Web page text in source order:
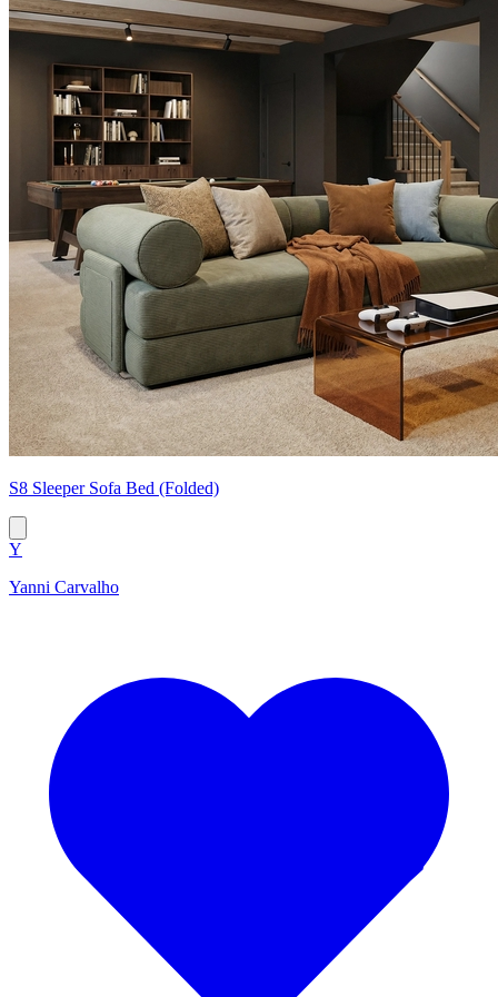
S8 Sleeper Sofa Bed (Folded)
Y
Yanni Carvalho